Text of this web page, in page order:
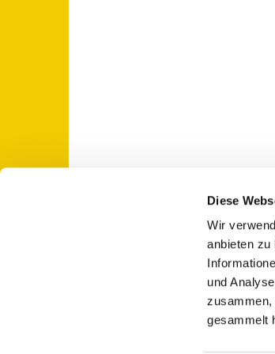
Diese
Wir
anbieten zu
und
zusammen,
gesammelt
St. Otto: